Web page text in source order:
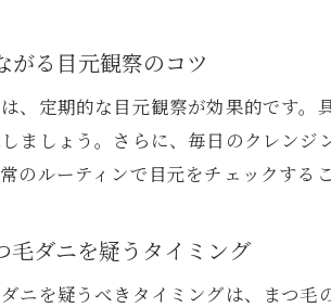
セルフチ
まつ毛ダ
まつ毛ダ
まつ毛ダ
抗菌目薬やク
がる目元観察のコツ
、定期的な目元観察が効果的です
ましょう。さらに、毎日のクレン
のルーティンで目元をチェックする
毛ダニを疑うタイミング
ニを疑うべきタイミングは、まつ